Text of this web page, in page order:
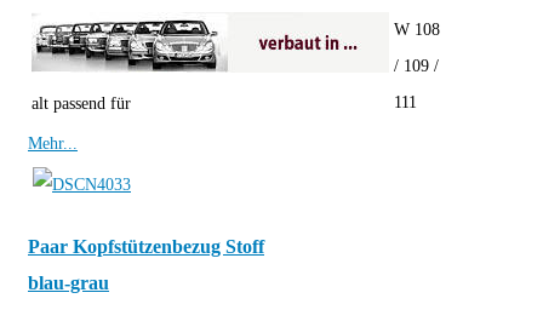
alt passend für
W 108
/ 109 /
111
Mehr...
Paar Kopfstützenbezug Stoff
blau-grau